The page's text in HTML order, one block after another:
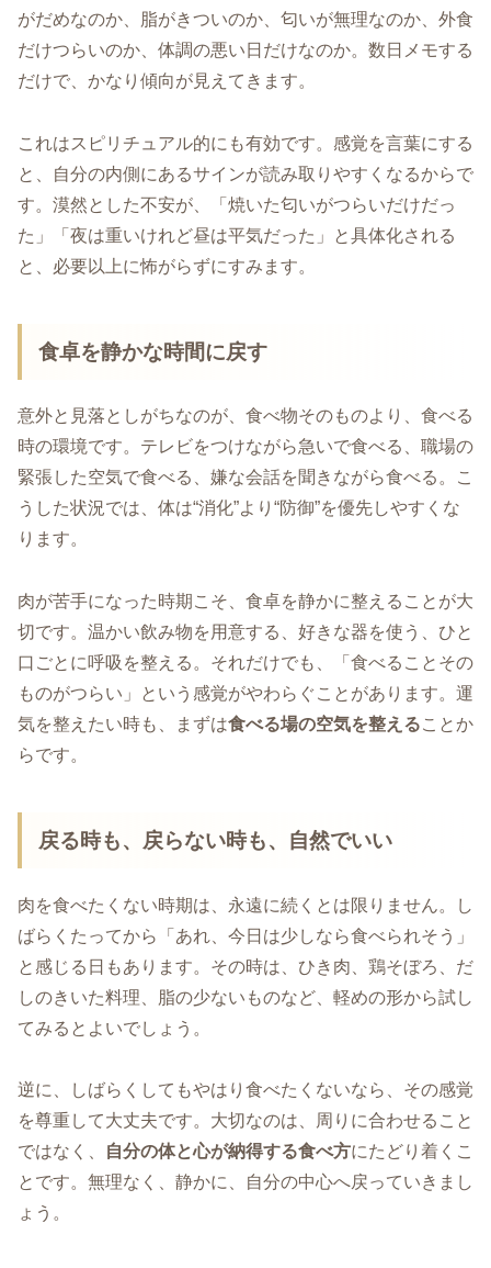
がだめなのか、脂がきついのか、匂いが無理なのか、外食
だけつらいのか、体調の悪い日だけなのか。数日メモする
だけで、かなり傾向が見えてきます。
これはスピリチュアル的にも有効です。感覚を言葉にする
と、自分の内側にあるサインが読み取りやすくなるからで
す。漠然とした不安が、「焼いた匂いがつらいだけだっ
た」「夜は重いけれど昼は平気だった」と具体化される
と、必要以上に怖がらずにすみます。
食卓を静かな時間に戻す
意外と見落としがちなのが、食べ物そのものより、食べる
時の環境です。テレビをつけながら急いで食べる、職場の
緊張した空気で食べる、嫌な会話を聞きながら食べる。こ
うした状況では、体は“消化”より“防御”を優先しやすくな
ります。
肉が苦手になった時期こそ、食卓を静かに整えることが大
切です。温かい飲み物を用意する、好きな器を使う、ひと
口ごとに呼吸を整える。それだけでも、「食べることその
ものがつらい」という感覚がやわらぐことがあります。運
気を整えたい時も、まずは食べる場の空気を整えることか
らです。
戻る時も、戻らない時も、自然でいい
肉を食べたくない時期は、永遠に続くとは限りません。し
ばらくたってから「あれ、今日は少しなら食べられそう」
と感じる日もあります。その時は、ひき肉、鶏そぼろ、だ
しのきいた料理、脂の少ないものなど、軽めの形から試し
てみるとよいでしょう。
逆に、しばらくしてもやはり食べたくないなら、その感覚
を尊重して大丈夫です。大切なのは、周りに合わせること
ではなく、
自分の体と心が納得する食べ方にたどり着くこ
とです。無理なく、静かに、自分の中心へ戻っていきまし
ょう。